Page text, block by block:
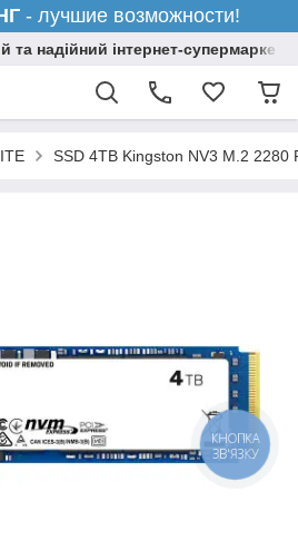
- лучшие возможности!
надійний інтернет-супермаркет
SSD 4TB Kingston NV3 M.2 2280
КНОПКА
ЗВ'ЯЗКУ